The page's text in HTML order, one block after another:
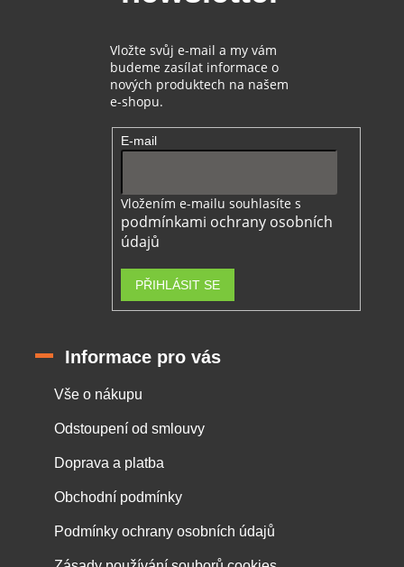
ý
p
i
Vložte svůj e-mail a my vám
budeme zasílat informace o
nových produktech na našem
e-shopu.
E-mail
Vložením e-mailu souhlasíte s
podmínkami ochrany osobních
údajů
PŘIHLÁSIT SE
Informace pro vás
Vše o nákupu
Odstoupení od smlouvy
Doprava a platba
Obchodní podmínky
Podmínky ochrany osobních údajů